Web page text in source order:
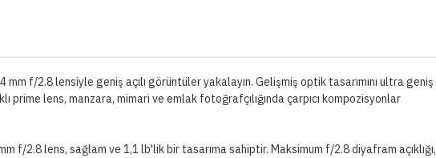
f/2.8 lensiyle geniş açılı görüntüler yakalayın. Gelişmiş optik tasarımını ultra geniş
prime lens, manzara, mimari ve emlak fotoğrafçılığında çarpıcı kompozisyonlar
f/2.8 lens, sağlam ve 1,1 lb'lik bir tasarıma sahiptir. Maksimum f/2.8 diyafram açıklığı,